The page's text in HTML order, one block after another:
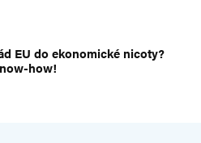
EU do ekonomické nicoty?
how!